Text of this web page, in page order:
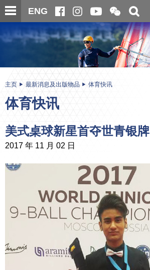
跳
至
内
ENG
开
合
微
信
二
维
码
关
搜
寻
内
主页 最新消息及出版物品 体育快讯
体育快讯
美式桌球新星首夺世青银牌
2017 年 11 月 02 日